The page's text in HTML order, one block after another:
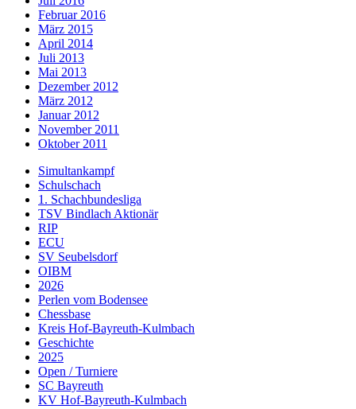
Februar 2016
März 2015
April 2014
Juli 2013
Mai 2013
Dezember 2012
März 2012
Januar 2012
November 2011
Oktober 2011
Simultankampf
Schulschach
1. Schachbundesliga
TSV Bindlach Aktionär
RIP
ECU
SV Seubelsdorf
OIBM
2026
Perlen vom Bodensee
Chessbase
Kreis Hof-Bayreuth-Kulmbach
Geschichte
2025
Open / Turniere
SC Bayreuth
KV Hof-Bayreuth-Kulmbach